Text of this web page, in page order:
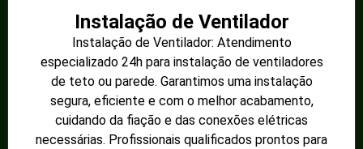
Instalação de Ventilador
Instalação de Ventilador: Atendimento
especializado 24h para instalação de ventiladores
de teto ou parede. Garantimos uma instalação
segura, eficiente e com o melhor acabamento,
cuidando da fiação e das conexões elétricas
necessárias. Profissionais qualificados prontos para